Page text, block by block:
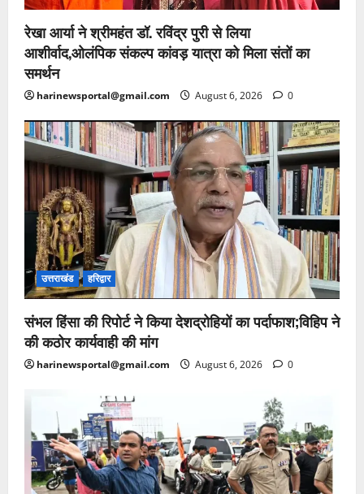
रेखा आर्या ने श्रीमहंत डॉ. रविंद्र पुरी से लिया
आशीर्वाद,ओलंपिक संकल्प कांवड़ यात्रा को मिला संतों का
समर्थन
harinewsportal@gmail.com August 6, 2026 0
उत्तराखंड हरिद्वार
संभल हिंसा की रिपोर्ट ने किया देशद्रोहियों का पर्दाफाश;विहिप ने
की कठोर कार्यवाही की मांग
harinewsportal@gmail.com August 6, 2026 0